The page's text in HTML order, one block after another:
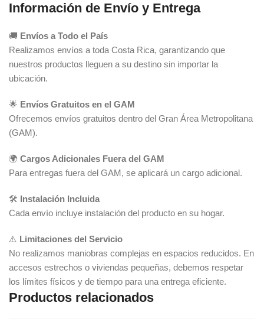
Información de Envío y Entrega
🚚 Envíos a Todo el País
Realizamos envíos a toda Costa Rica, garantizando que
nuestros productos lleguen a su destino sin importar la
ubicación.
🌟 Envíos Gratuitos en el GAM
Ofrecemos envíos gratuitos dentro del Gran Área Metropolitana
(GAM).
🌍 Cargos Adicionales Fuera del GAM
Para entregas fuera del GAM, se aplicará un cargo adicional.
🛠️ Instalación Incluida
Cada envío incluye instalación del producto en su hogar.
⚠️ Limitaciones del Servicio
No realizamos maniobras complejas en espacios reducidos. En
accesos estrechos o viviendas pequeñas, debemos respetar
los límites físicos y de tiempo para una entrega eficiente.
Productos relacionados